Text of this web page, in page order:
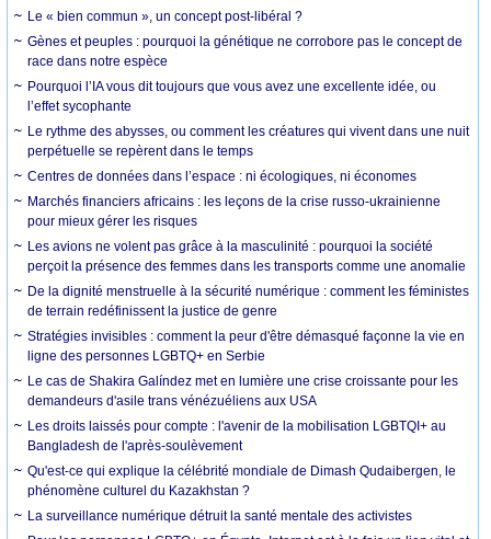
Le « bien commun », un concept post-libéral ?
Gènes et peuples : pourquoi la génétique ne corrobore pas le concept de
race dans notre espèce
Pourquoi l’IA vous dit toujours que vous avez une excellente idée, ou
l’effet sycophante
Le rythme des abysses, ou comment les créatures qui vivent dans une nuit
perpétuelle se repèrent dans le temps
Centres de données dans l’espace : ni écologiques, ni économes
Marchés financiers africains : les leçons de la crise russo-ukrainienne
pour mieux gérer les risques
Les avions ne volent pas grâce à la masculinité : pourquoi la société
perçoit la présence des femmes dans les transports comme une anomalie
De la dignité menstruelle à la sécurité numérique : comment les féministes
de terrain redéfinissent la justice de genre
Stratégies invisibles : comment la peur d'être démasqué façonne la vie en
ligne des personnes LGBTQ+ en Serbie
Le cas de Shakira Galíndez met en lumière une crise croissante pour les
demandeurs d'asile trans vénézuéliens aux USA
Les droits laissés pour compte : l'avenir de la mobilisation LGBTQI+ au
Bangladesh de l'après-soulèvement
Qu'est-ce qui explique la célébrité mondiale de Dimash Qudaibergen, le
phénomène culturel du Kazakhstan ?
La surveillance numérique détruit la santé mentale des activistes